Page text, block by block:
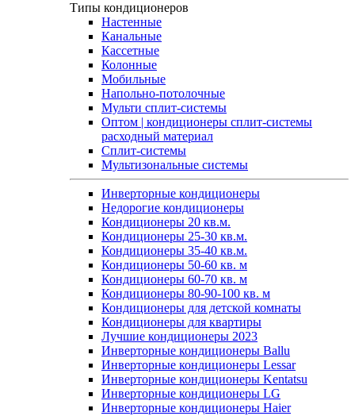
Типы кондиционеров
Настенные
Канальные
Кассетные
Колонные
Мобильные
Напольно-потолочные
Мульти сплит-системы
Оптом | кондиционеры сплит-системы
расходный материал
Сплит-системы
Мультизональные системы
Инверторные кондиционеры
Недорогие кондиционеры
Кондиционеры 20 кв.м.
Кондиционеры 25-30 кв.м.
Кондиционеры 35-40 кв.м.
Кондиционеры 50-60 кв. м
Кондиционеры 60-70 кв. м
Кондиционеры 80-90-100 кв. м
Кондиционеры для детской комнаты
Кондиционеры для квартиры
Лучшие кондиционеры 2023
Инверторные кондиционеры Ballu
Инверторные кондиционеры Lessar
Инверторные кондиционеры Kentatsu
Инверторные кондиционеры LG
Инверторные кондиционеры Haier